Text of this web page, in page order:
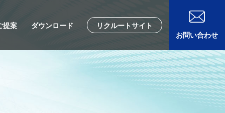
提案 ダウンロード
リクルートサイト
お問い合わせ